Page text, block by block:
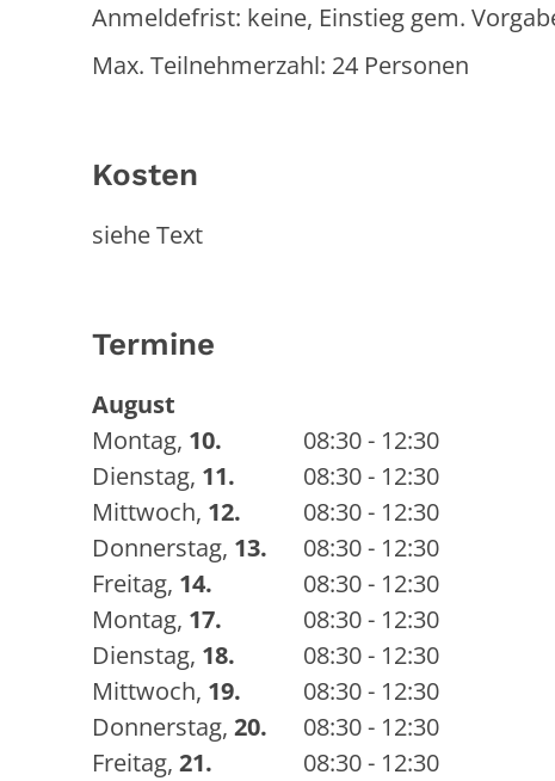
Anmeldefrist: keine, Einstieg gem.
Max. Teilnehmerzahl: 24 Personen
Kosten
siehe Text
Termine
August
Montag, 10.
08:30 - 12:30
Dienstag, 11.
08:30 - 12:30
Mittwoch, 12.
08:30 - 12:30
Donnerstag, 13.
08:30 - 12:30
Freitag, 14.
08:30 - 12:30
Montag, 17.
08:30 - 12:30
Dienstag, 18.
08:30 - 12:30
Mittwoch, 19.
08:30 - 12:30
Donnerstag, 20.
08:30 - 12:30
Freitag, 21.
08:30 - 12:30